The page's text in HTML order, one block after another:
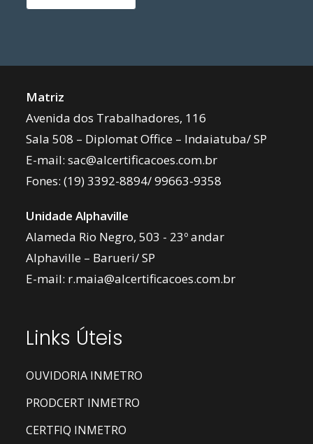
Matriz
Avenida dos Trabalhadores, 116
Sala 508 – Diplomat Office – Indaiatuba/ SP
E-mail:sac@alcertificacoes.com.br
Fones:(19) 3392-8894/99663-9358
Unidade Alphaville
Alameda Rio Negro, 503 - 23º andar
Alphaville – Barueri/ SP
E-mail: r.maia@alcertificacoes.com.br
Links Úteis
OUVIDORIA INMETRO
PRODCERT INMETRO
CERTFIQ INMETRO